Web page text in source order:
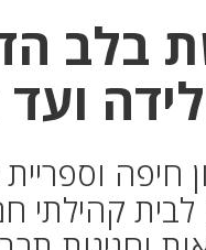
בלב
חיפה
קהילתי